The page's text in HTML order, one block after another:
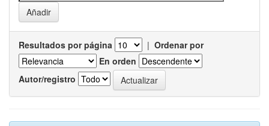
Resultados por página | Ordenar por
En orden
Autor/registro